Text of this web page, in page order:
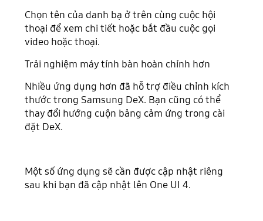
Chọn tên của danh bạ ở trên cùng cuộc hội
thoại để xem chi tiết hoặc bắt đầu cuộc gọi
video hoặc thoại.
Trải nghiệm máy tính bàn hoàn chỉnh hơn
Nhiều ứng dụng hơn đã hỗ trợ điều chỉnh kích
thước trong Samsung DeX. Bạn cũng có thể
thay đổi hướng cuộn bảng cảm ứng trong cài
đặt DeX.
Một số ứng dụng sẽ cần được cập nhật riêng
sau khi bạn đã cập nhật lên One UI 4.